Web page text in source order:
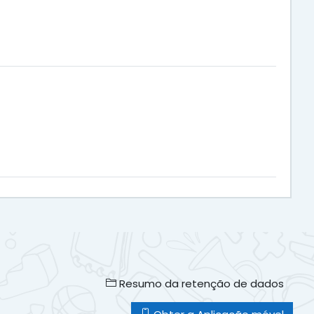
Resumo da retenção de dados